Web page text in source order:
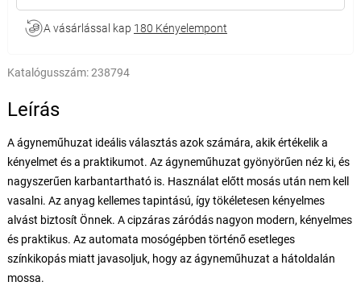
A vásárlással kap 180 Kényelempont
Katalógusszám:238794
Leírás
A ágyneműhuzat ideális választás azok számára, akik értékelik a
kényelmet és a praktikumot. Az ágyneműhuzat gyönyörűen néz ki, és
nagyszerűen karbantartható is. Használat előtt mosás után nem kell
vasalni. Az anyag kellemes tapintású, így tökéletesen kényelmes
alvást biztosít Önnek. A cipzáras záródás nagyon modern, kényelmes
és praktikus. Az automata mosógépben történő esetleges
színkikopás miatt javasoljuk, hogy az ágyneműhuzat a hátoldalán
mossa.